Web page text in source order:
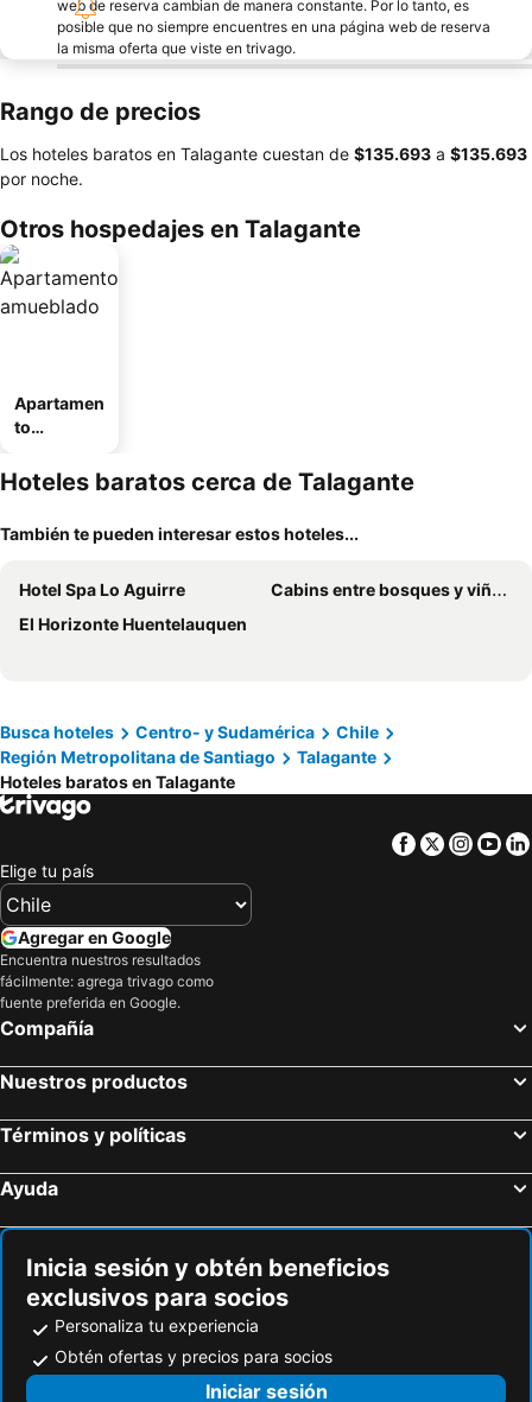
web de reserva cambian de manera constante. Por lo tanto, es
posible que no siempre encuentres en una página web de reserva
la misma oferta que viste en trivago.
Rango de precios
Los hoteles baratos en Talagante cuestan de ‎$135.693 a ‎$135.693
por noche.
Otros hospedajes en Talagante
Apartamen
to
o
Hoteles baratos cerca de Talagante
También te pueden interesar estos hoteles...
Hotel Spa Lo Aguirre
Cabins entre bosques y viñedos con vistas al valle - Tucu cabins
El Horizonte Huentelauquen
Busca hoteles Centro- y Sudamérica
Chile
Región Metropolitana de Santiago
Talagante
Hoteles baratos en Talagante
Facebook
Twitter
Elige tu país
Agregar en Google
Encuentra nuestros resultados
fácilmente: agrega trivago como
fuente preferida en Google.
Compañía
Nuestros productos
Términos y políticas
Ayuda
Inicia sesión y obtén beneficios
exclusivos para socios
Personaliza tu experiencia
Obtén ofertas y precios para socios
Iniciar sesión